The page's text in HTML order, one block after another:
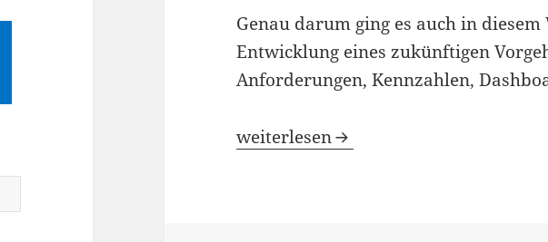
Genau darum ging es auch in
Entwicklung eines zukünftigen
Anforderungen, Kennzahlen,
Ein gutes Vorgehensmodell schafft
weiterlesen